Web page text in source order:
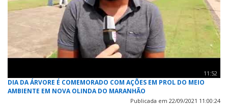
11:52
DIA DA ÁRVORE É COMEMORADO COM AÇÕES EM PROL DO MEIO
AMBIENTE EM NOVA OLINDA DO MARANHÃO
Publicada em 22/09/2021 11:00:24